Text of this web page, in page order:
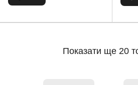
Показати ще 20